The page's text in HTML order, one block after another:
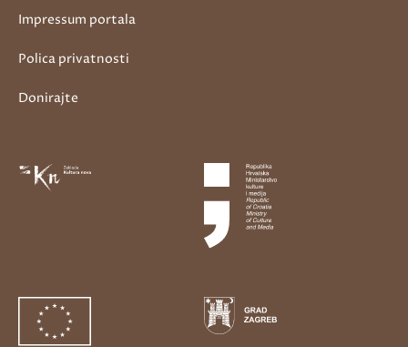
Impressum portala
Polica privatnosti
Donirajte